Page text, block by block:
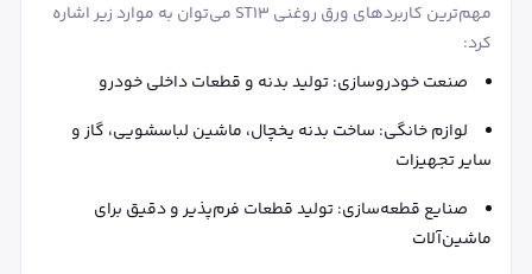
مهم‌ترین کاربردهای ورق روغنی ST13 می‌توان به موارد زیر اشاره
کرد:
صنعت خودروسازی: تولید بدنه و قطعات داخلی خودرو
لوازم خانگی: ساخت بدنه یخچال، ماشین لباسشویی، گاز و
سایر تجهیزات
صنایع قطعه‌سازی: تولید قطعات فرم‌پذیر و دقیق برای
ماشین‌آلات